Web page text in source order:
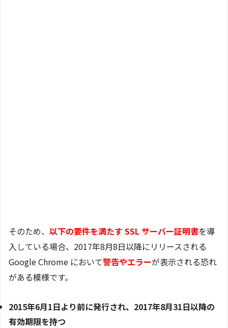
そのため、 以下の要件を満たす SSL サーバー証明書を導
入している場合、2017年8月8日以降にリリースされる
Google Chrome において警告やエラーが表示される恐れ
がある模様です。
2015年6月1日より前に発行され、2017年8月31日以降の
有効期限を持つ